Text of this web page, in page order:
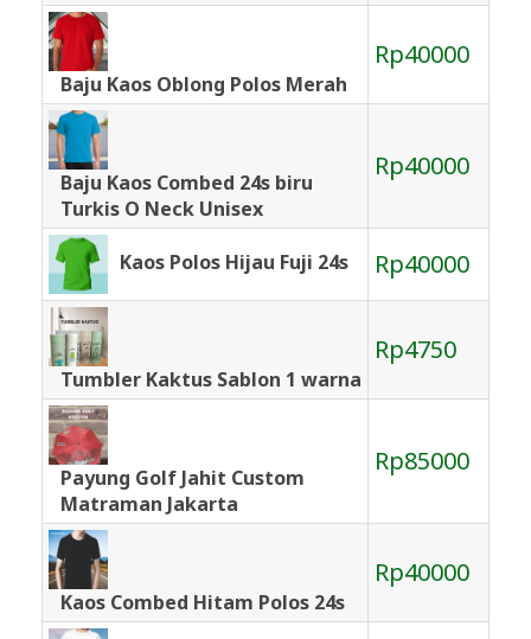
Baju Kaos Oblong Polos Merah
Rp40000
Baju Kaos Combed 24s biru
Turkis O Neck Unisex
Rp40000
Kaos Polos Hijau Fuji 24s Rp40000
Tumbler Kaktus Sablon 1 warna
Rp4750
Payung Golf Jahit Custom
Matraman Jakarta
Rp85000
Kaos Combed Hitam Polos 24s
Rp40000